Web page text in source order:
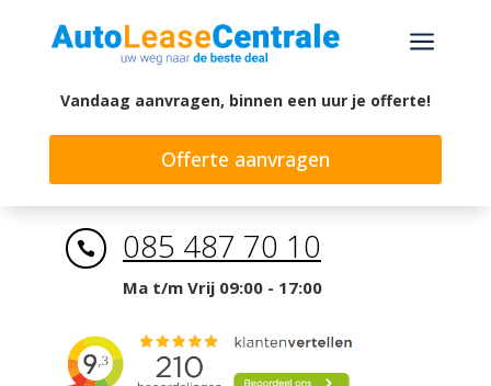
a
Vandaag aanvragen, binnen een uur je offerte!
Offerte aanvragen
 085 487 70 10
Ma t/m Vrij 09:00 - 17:00